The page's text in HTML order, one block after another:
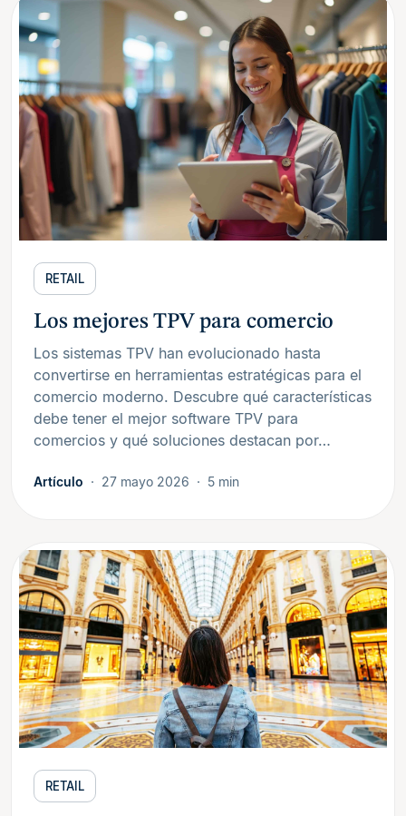
RETAIL
Los mejores TPV para comercio
Los sistemas TPV han evolucionado hasta
convertirse en herramientas estratégicas para el
comercio moderno. Descubre qué características
debe tener el mejor software TPV para
comercios y qué soluciones destacan por…
Artículo 27 mayo 2026 5 min
RETAIL